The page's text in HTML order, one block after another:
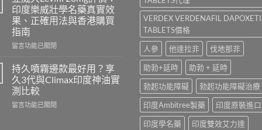
100、
Kamagra
與
Kamagra
Oral
全
面
比
較〉
中
香
港
哪
裡
買？
利
士
學
名
藥
印度樂威壯學名藥真實效
果、正確用法與香港購買
指南
在
威
大
Levifil
20mg
評
留言功能已關閉
持久噴霧邊款最好用？享
久3代與Climax印度神油實
測比較
在
留言功能已關閉
VERDEX VERDENAFIL
TABLETS價格
人參
他達拉非
伐地那非
助勃+延時
助勃 + 延時
勃起功能障礙
勃起功能障礙治療
印度Ambitree製藥
印度原裝進口
印度學名藥
印度雙效艾力達